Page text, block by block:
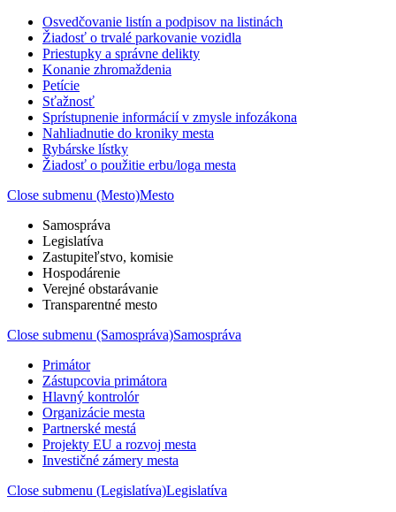
Osvedčovanie listín a podpisov na listinách
Žiadosť o trvalé parkovanie vozidla
Priestupky a správne delikty
Konanie zhromaždenia
Petície
Sťažnosť
Sprístupnenie informácií v zmysle infozákona
Nahliadnutie do kroniky mesta
Rybárske lístky
Žiadosť o použitie erbu/loga mesta
Close submenu (Mesto)Mesto
Samospráva
Legislatíva
Zastupiteľstvo, komisie
Hospodárenie
Verejné obstarávanie
Transparentné mesto
Close submenu (Samospráva)Samospráva
Primátor
Zástupcovia primátora
Hlavný kontrolór
Organizácie mesta
Partnerské mestá
Projekty EU a rozvoj mesta
Investičné zámery mesta
Close submenu (Legislatíva)Legislatíva